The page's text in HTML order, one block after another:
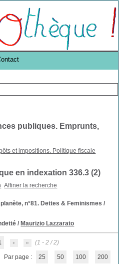
-->
publiques. Emprunts,
et impositions. Politique fiscale
en indexation 336.3 (2)
Affiner la recherche
n°81. Dettes & Feminismes /
/ Maurizio Lazzarato
(1 - 2 / 2)
Par page : 25 50 100 200